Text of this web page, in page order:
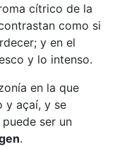
cítrico de la
como si
y en el
y lo intenso.
en la que
y açaí, y se
ser un
.